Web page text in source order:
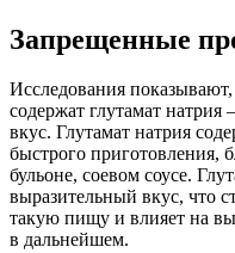
Запрещенные
Исследования
содержат глутамат
вкус. Глутамат натрия
быстрого приготовления,
бульоне, соевом соусе.
выразительный вкус, что
такую пищу и влияет на
в дальнейшем.